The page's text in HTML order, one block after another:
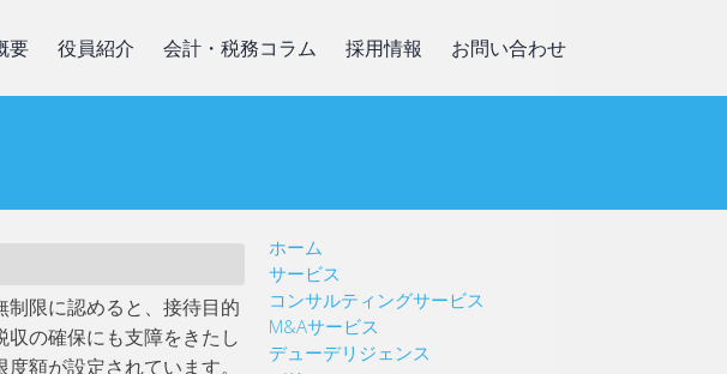
要 役員紹介 会計・税務コラム 採用情報 お問い合わせ
制限に認めると、接待目的
の確保にも支障をきたし
額が設定されています。
ホーム
サービス
コンサルティングサービス
M&Aサービス
デューデリジェンス